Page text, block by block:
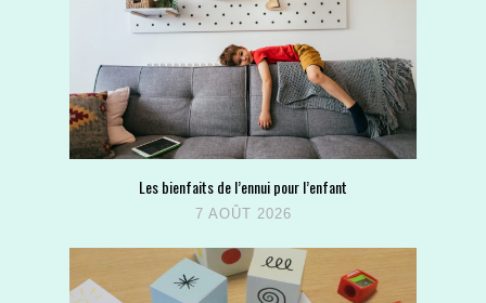
Les bienfaits de l’ennui pour l’enfant
7 AOÛT 2026